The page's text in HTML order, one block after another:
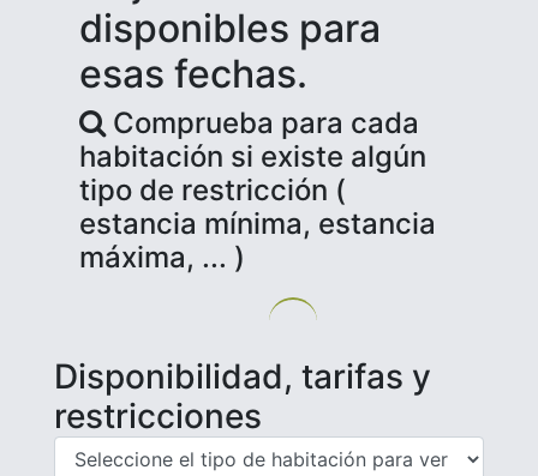
disponibles para
esas fechas.
Comprueba para cada
habitación si existe algún
tipo de restricción (
estancia mínima, estancia
máxima, ... )
Disponibilidad, tarifas y
restricciones